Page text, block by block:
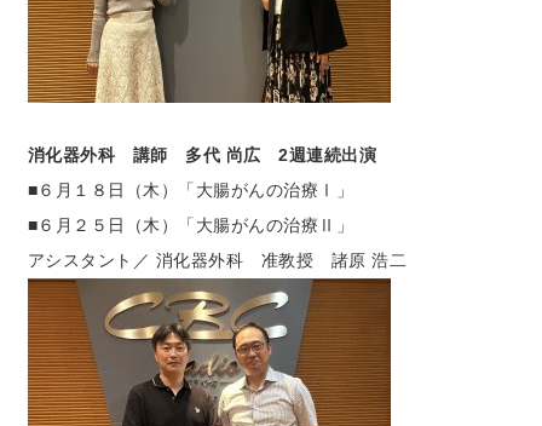
消化器外科 講師 多代 尚広 2週連続出演
■６月１８日（木）「大腸がんの治療Ⅰ」
■６月２５日（木）「大腸がんの治療Ⅱ」
アシスタント／ 消化器外科 准教授 諸原 浩二